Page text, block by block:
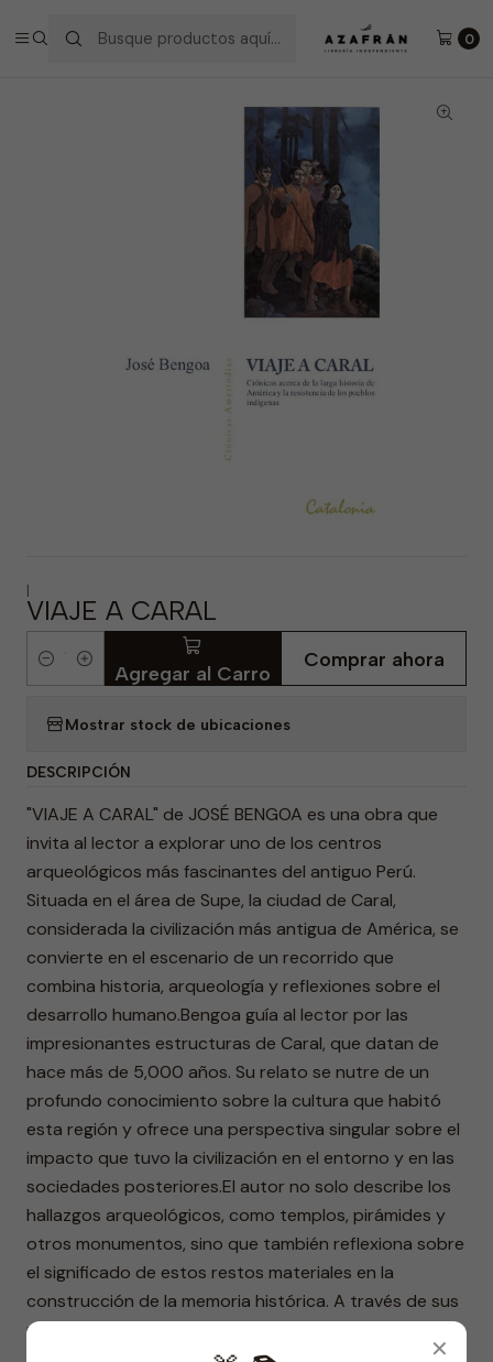
✕
0
Viaje A Caral
|
VIAJE A CARAL
Cantidad Agregar al Carro
Comprar ahora
Mostrar stock de ubicaciones
DESCRIPCIÓN
"VIAJE A CARAL" de JOSÉ BENGOA es una obra que
invita al lector a explorar uno de los centros
arqueológicos más fascinantes del antiguo Perú.
Situada en el área de Supe, la ciudad de Caral,
considerada la civilización más antigua de América, se
convierte en el escenario de un recorrido que
combina historia, arqueología y reflexiones sobre el
desarrollo humano.Bengoa guía al lector por las
impresionantes estructuras de Caral, que datan de
hace más de 5,000 años. Su relato se nutre de un
profundo conocimiento sobre la cultura que habitó
esta región y ofrece una perspectiva singular sobre el
impacto que tuvo la civilización en el entorno y en las
sociedades posteriores.El autor no solo describe los
hallazgos arqueológicos, como templos, pirámides y
otros monumentos, sino que también reflexiona sobre
el significado de estos restos materiales en la
construcción de la memoria histórica. A través de sus
páginas, se plantea la pregunta sobre la continuidad